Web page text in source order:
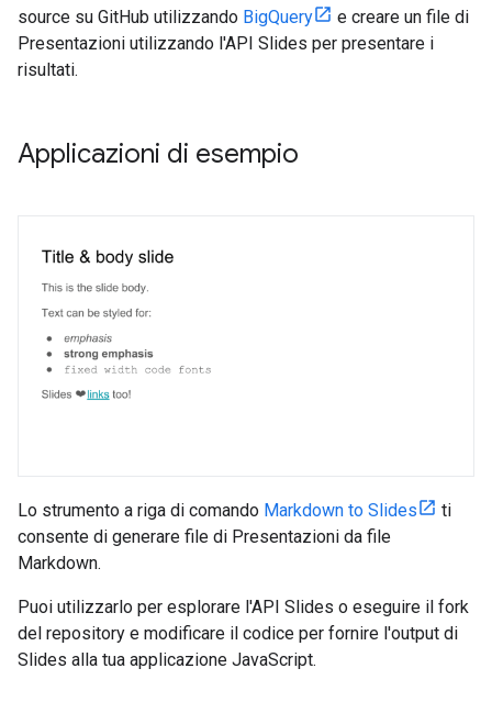
source su GitHub utilizzando BigQuery
e creare un file di
Presentazioni utilizzando l'API Slides per presentare i
risultati.
Applicazioni di esempio
Lo strumento a riga di comando Markdown to Slides
ti
consente di generare file di Presentazioni da file
Markdown.
Puoi utilizzarlo per esplorare l'API Slides o eseguire il fork
del repository e modificare il codice per fornire l'output di
Slides alla tua applicazione JavaScript.